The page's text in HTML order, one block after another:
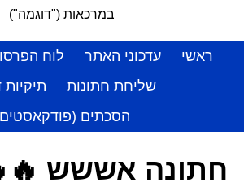
במרכאות ("דוגמה")
ראשי עדכוני האתר לוח
שליחת חתונות
תיקיות
הסכתים
חתונה אששש